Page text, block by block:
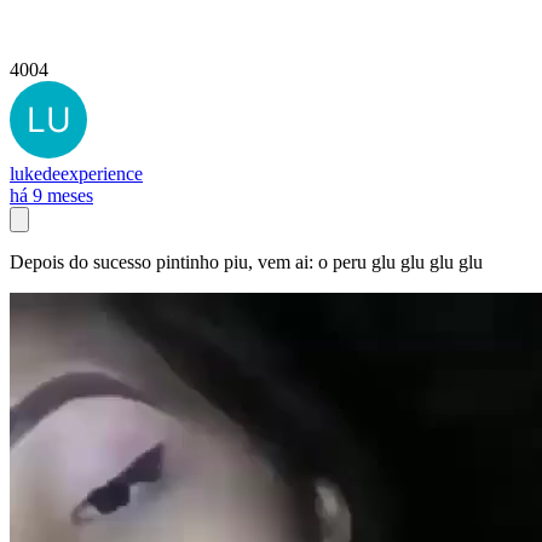
4004
lukedeexperience
há 9 meses
Depois do sucesso pintinho piu, vem ai: o peru glu glu glu glu